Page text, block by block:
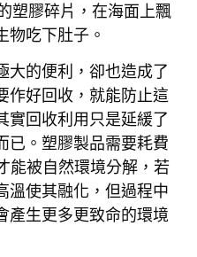
塑膠碎片，在海面上飄
物吃下肚子。
大的便利，卻也造成了
作好回收，就能防止這
實回收利用只是延緩了
已。塑膠製品需要耗費
能被自然環境分解，若
溫使其融化，但過程中
產生更多更致命的環境